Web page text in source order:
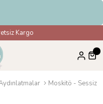
Kargo
Moskitö - Sessiz